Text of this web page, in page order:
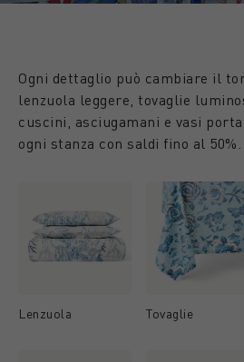
Ogni dettaglio può cambiare il
lenzuola leggere, tovaglie
cuscini, asciugamani e vasi
ogni stanza con saldi fino al 50%.
Lenzuola Tovaglie